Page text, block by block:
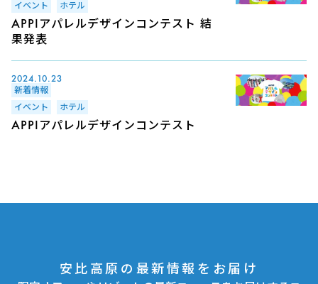
イベント ホテル
APPIアパレルデザインコンテスト 結
果発表
2024.10.23
新着情報
イベント
ホテル
APPIアパレルデザインコンテスト
安比高原の最新情報をお届け